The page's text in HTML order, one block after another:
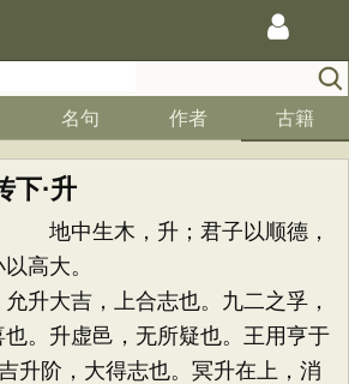
名句 作者 古籍
下·升
生木，升；君子以顺德，
高大。
大吉，上合志也。九二之孚，
也。升虚邑，无所疑也。王用亨于
升阶，大得志也。冥升在上，消